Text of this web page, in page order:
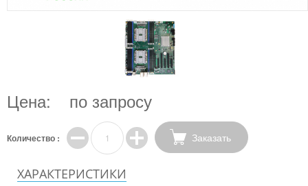
Цена: по запросу
Количество : Заказать
ХАРАКТЕРИСТИКИ